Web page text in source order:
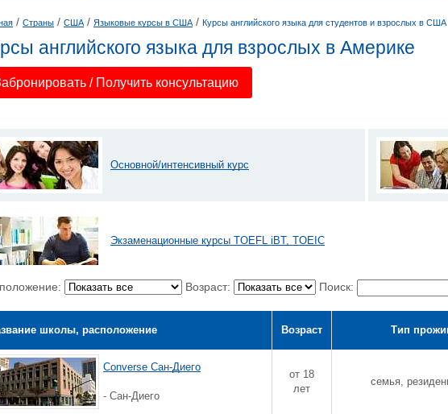
/ Страны / США / Языковые курсы в США / Курсы английского языка для студентов и взрослых в США
английского языка для взрослых в Америке
/ Получить консультацию
Основной/интенсивный курс
Экзаменационные курсы TOEFL iBT, TOEIC
Возраст: Поиск:
школы, расположение Возраст Тип
Converse Сан-Диего
- Сан-Диего
от 18
лет
семья,